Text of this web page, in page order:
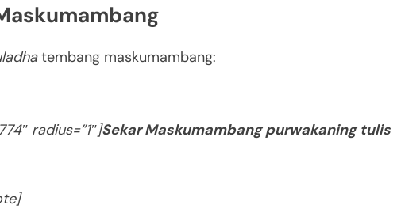
tembang maskumambang:
radius=”1″]Sekar Maskumambang purwakaning tulis